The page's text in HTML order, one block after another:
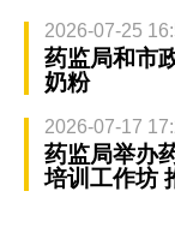
2026-07-25
药监局和市
奶粉
2026-07-17
药监局举办
培训工作坊